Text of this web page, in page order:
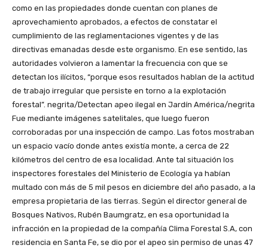
como en las propiedades donde cuentan con planes de
aprovechamiento aprobados, a efectos de constatar el
cumplimiento de las reglamentaciones vigentes y de las
directivas emanadas desde este organismo. En ese sentido, las
autoridades volvieron a lamentar la frecuencia con que se
detectan los ilícitos, “porque esos resultados hablan de la actitud
de trabajo irregular que persiste en torno a la explotación
forestal”. negrita/Detectan apeo ilegal en Jardín América/negrita
Fue mediante imágenes satelitales, que luego fueron
corroboradas por una inspección de campo. Las fotos mostraban
un espacio vacío donde antes existía monte, a cerca de 22
kilómetros del centro de esa localidad. Ante tal situación los
inspectores forestales del Ministerio de Ecología ya habían
multado con más de 5 mil pesos en diciembre del año pasado, a la
empresa propietaria de las tierras. Según el director general de
Bosques Nativos, Rubén Baumgratz, en esa oportunidad la
infracción en la propiedad de la compañía Clima Forestal S.A, con
residencia en Santa Fe, se dio por el apeo sin permiso de unas 47